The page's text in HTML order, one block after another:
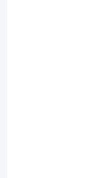
همچنین رستوران با ظرفیت